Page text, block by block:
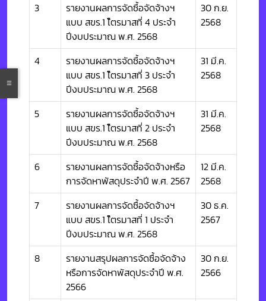
3
รายงานผลการจัดซื้อจัดจ้างฯ
แบบ สขร.1 ไ้ตรมาสที่ 4 ประจำ
ปีงบประมาณ พ.ศ. 2568
30 ก.ย.
2568
4
รายงานผลการจัดซื้อจัดจ้างฯ
แบบ สขร.1 ไ้ตรมาสที่ 3 ประจำ
ปีงบประมาณ พ.ศ. 2568
31 มี.ค.
2568
5
รายงานผลการจัดซื้อจัดจ้างฯ
แบบ สขร.1 ไ้ตรมาสที่ 2 ประจำ
ปีงบประมาณ พ.ศ. 2568
31 มี.ค.
2568
6
รายงานผลการจัดซื้อจัดจ้างหรือ
การจัดหาพัสดุประจำปี พ.ศ. 2567
12 มี.ค.
2568
7
รายงานผลการจัดซื้อจัดจ้างฯ
แบบ สขร.1 ไ้ตรมาสที่ 1 ประจำ
ปีงบประมาณ พ.ศ. 2568
30 ธ.ค.
2567
8
รายงานสรุปผลการจัดซื้อจัดจ้าง
หรือการจัดหาพัสดุประจำปี พ.ศ.
2566
30 ก.ย.
2566